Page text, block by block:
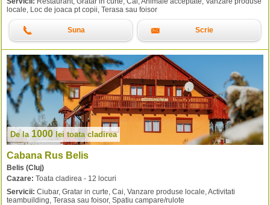
locale, Loc de joaca pt copii, Terasa sau foisor
Suna Scrie
De la 1000 leitoata cladirea
Cabana Rus Belis
Belis (Cluj)
Cazare: Toata cladirea - 12 locuri
Servicii: Ciubar, Gratar in curte, Cai, Vanzare produse locale, Activitati
teambuilding, Terasa sau foisor, Spatiu campare/rulote